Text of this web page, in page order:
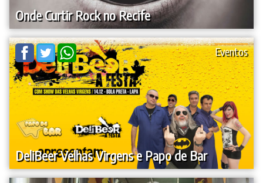
Onde Curtir Rock no Recife
DeliBeer Velhas Virgens e Papo de Bar
Eventos